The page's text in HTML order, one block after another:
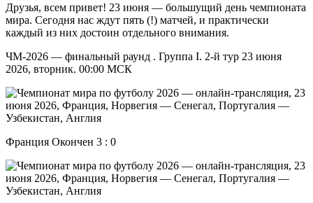
Друзья, всем привет! 23 июня — большущий день чемпионата
мира. Сегодня нас ждут пять (!) матчей, и практически
каждый из них достоин отдельного внимания.
ЧМ-2026 — финальный раунд . Группа I. 2-й тур 23 июня
2026, вторник. 00:00 МСК
Франция Окончен 3 : 0